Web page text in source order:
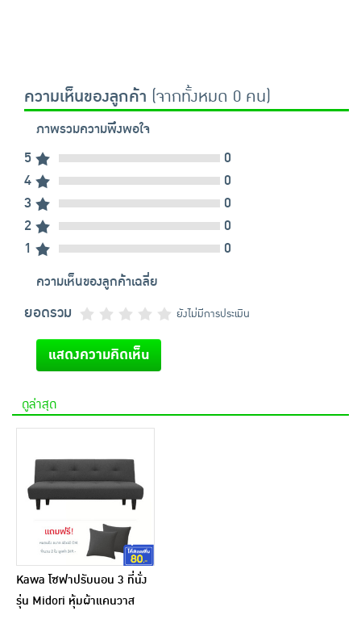
ความเห็นของลูกค้า (จากทั้งหมด 0 คน)
ภาพรวมความพึงพอใจ
5
0
4
0
3
0
2
0
1
0
ความเห็นของลูกค้าเฉลี่ย
ยอดรวม ยังไม่มีการประเมิน
แสดงความคิดเห็น
ดูล่าสุด
Kawa โซฟาปรับนอน 3 ที่นั่ง
รุ่น Midori หุ้มผ้าแคนวาส